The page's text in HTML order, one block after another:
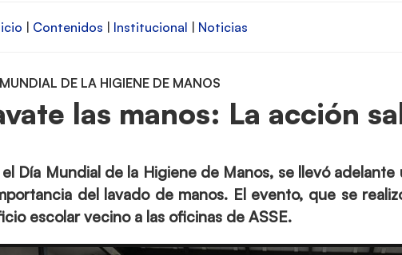
| Contenidos | Institucional | Noticias
DE LA HIGIENE DE MANOS
las manos: La acción
el Día Mundial de la Higiene de Manos, se llevó
del lavado de manos. El evento, que se
escolar vecino a las oficinas de ASSE.